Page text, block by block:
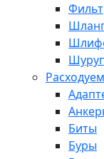
Биты
Буры